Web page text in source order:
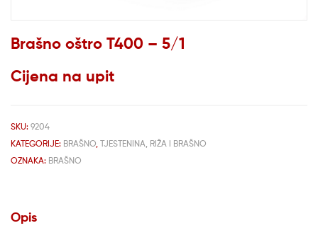
Brašno oštro T400 – 5/1
Cijena na upit
SKU: 9204
KATEGORIJE: BRAŠNO, TJESTENINA, RIŽA I BRAŠNO
OZNAKA: BRAŠNO
Opis